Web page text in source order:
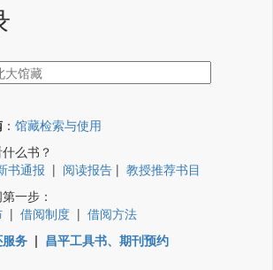
： 馆藏检索与使用
么书？
书通报 | 阅读报告 | 教授推荐书目
一步：
| 借阅制度 | 借阅方法
务 | 昌平工具书、期刊预约